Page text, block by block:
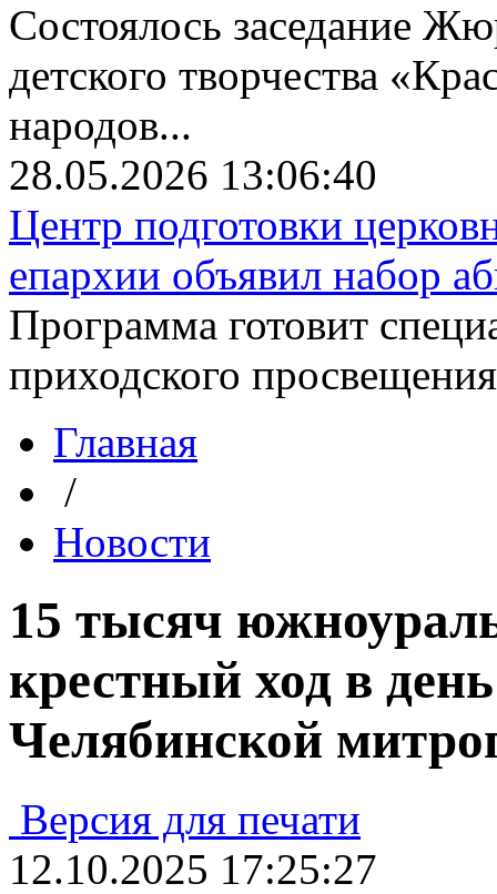
Состоялось заседание
детского творчества
народов...
28.05.2026 13:06:40
Центр подготовки
епархии объявил набор
Программа готовит
приходского
Главная
/
Новости
15 тысяч
крестный ход в
Челябинской
Версия для печати
12.10.2025 17:25:27